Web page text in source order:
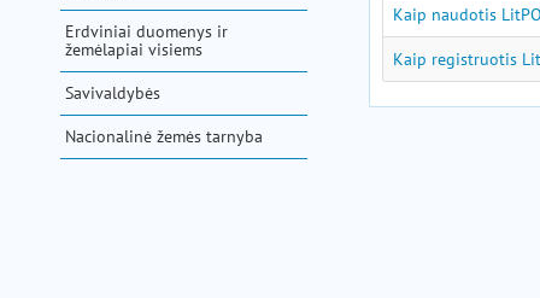
Erdviniai duomenys ir
žemėlapiai visiems
Savivaldybės
Nacionalinė žemės tarnyba
Kaip naudotis
Kaip registruotis